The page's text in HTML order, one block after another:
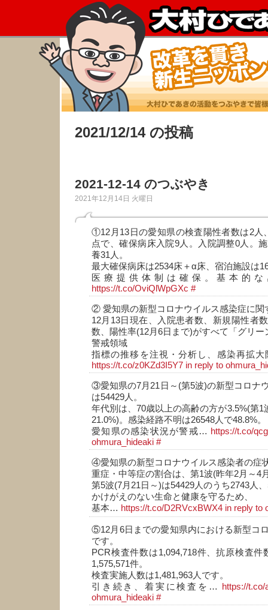
2021/12/14 の投稿
2021-12-14 のつぶやき
2021年12月14日 火曜日
①12月13日の愛知県の検査陽性者数は2人
点で、確保病床入院9人。入院調整0人。
養31人。
最大確保病床は2534床＋α床、宿泊施設は
医療提供体制は確保。基本的
https://t.co/OviQlWpGXc #
② 愛知県の新型コロナウイルス感染症に関
12月13日現在、入院患者数、新規陽性者
数、陽性率(12月6日まで)がすべて「グリー
警戒領域
指標の推移を注視・分析し、感染再拡
https://t.co/z0KZd3I5Y7 in reply to
③愛知県の7月21日～(第5波)の新型コロナ
は54429人。
年代別は、70歳以上の高齢の方が3.5%(第1
21.0%)。感染経路不明は26548人で48.8%。
愛知県の感染状況が警戒… https://t.co/
ohmura_hideaki #
④愛知県の新型コロナウイルス感染者の症
重症・中等症の割合は、第1波(昨年2月～4
第5波(7月21日～)は54429人のうち2743人
かけがえのない生命と健康を守るため、
基本… https://t.co/D2RVcxBWX4 in reply to
⑤12月6日までの愛知県内における新型コ
です。
PCR検査件数は1,094,718件、抗原検査件
1,575,571件。
検査実施人数は1,481,963人です。
引き続き、着実に検査を…
https://t.co/
ohmura_hideaki #